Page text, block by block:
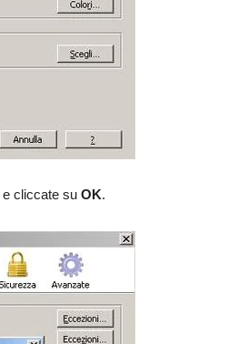
e cliccate su OK.